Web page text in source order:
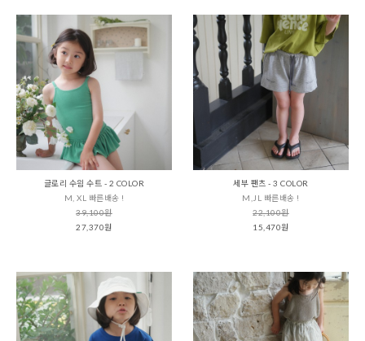
글로리 수읨 수트 - 2 COLOR
M, XL 빠른배송 !
39,100원
27,370원
세부 팬츠 - 3 COLOR
M,JL 빠른배송 !
22,100원
15,470원